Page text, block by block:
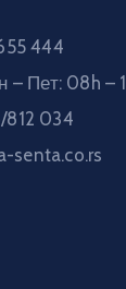
444
– Пет: 08h –
812 034
senta.co.rs